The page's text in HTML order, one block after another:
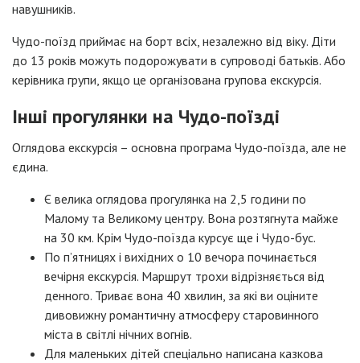
навушників.
Чудо-поїзд приймає на борт всіх, незалежно від віку. Діти
до 13 років можуть подорожувати в супроводі батьків. Або
керівника групи, якщо це організована групова екскурсія.
Інші прогулянки на Чудо-поїзді
Оглядова екскурсія – основна програма Чудо-поїзда, але не
єдина.
Є велика оглядова прогулянка на 2,5 години по
Малому та Великому центру. Вона розтягнута майже
на 30 км. Крім Чудо-поїзда курсує ще і Чудо-бус.
По п’ятницях і вихідних о 10 вечора починається
вечірня екскурсія. Маршрут трохи відрізняється від
денного. Триває вона 40 хвилин, за які ви оціните
дивовижну романтичну атмосферу старовинного
міста в світлі нічних вогнів.
Для маленьких дітей спеціально написана казкова